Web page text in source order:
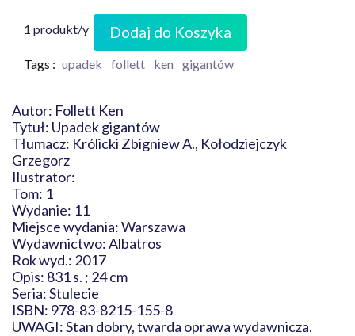
1 produkt/y Dodaj do Koszyka
Tags : upadek follett ken gigantów
Autor: Follett Ken
Tytuł: Upadek gigantów
Tłumacz: Królicki Zbigniew A., Kołodziejczyk
Grzegorz
Ilustrator:
Tom: 1
Wydanie: 11
Miejsce wydania: Warszawa
Wydawnictwo: Albatros
Rok wyd.: 2017
Opis: 831 s. ; 24 cm
Seria: Stulecie
ISBN: 978-83-8215-155-8
UWAGI: Stan dobry, twarda oprawa wydawnicza.